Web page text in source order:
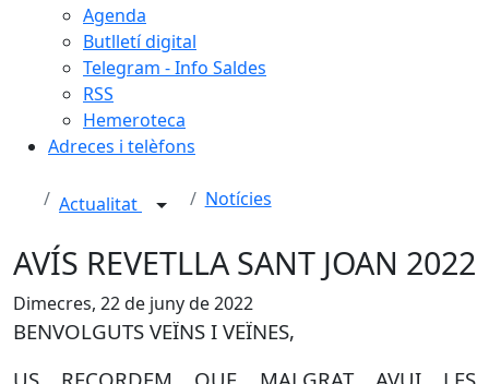
Agenda
Butlletí digital
Telegram - Info Saldes
RSS
Hemeroteca
Adreces i telèfons
Actualitat Notícies
AVÍS REVETLLA SANT JOAN 2022
Dimecres, 22 de juny de 2022
BENVOLGUTS VEÏNS I VEÏNES,